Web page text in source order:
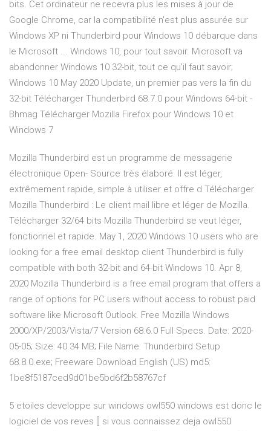
bits. Cet ordinateur ne recevra plus les mises à jour de
Google Chrome, car la compatibilité n'est plus assurée sur
Windows XP ni Thunderbird pour Windows 10 débarque dans
le Microsoft ... Windows 10, pour tout savoir. Microsoft va
abandonner Windows 10 32-bit, tout ce qu’il faut savoir;
Windows 10 May 2020 Update, un premier pas vers la fin du
32-bit Télécharger Thunderbird 68.7.0 pour Windows 64-bit -
Bhmag Télécharger Mozilla Firefox pour Windows 10 et
Windows 7
Mozilla Thunderbird est un programme de messagerie
électronique Open- Source très élaboré. Il est léger,
extrêmement rapide, simple à utiliser et offre d Télécharger
Mozilla Thunderbird : Le client mail libre et léger de Mozilla.
Télécharger 32/64 bits Mozilla Thunderbird se veut léger,
fonctionnel et rapide. May 1, 2020 Windows 10 users who are
looking for a free email desktop client Thunderbird is fully
compatible with both 32-bit and 64-bit Windows 10. Apr 8,
2020 Mozilla Thunderbird is a free email program that offers a
range of options for PC users without access to robust paid
software like Microsoft Outlook. Free Mozilla Windows
2000/XP/2003/Vista/7 Version 68.6.0 Full Specs. Date: 2020-
05-05; Size: 40.34 MB; File Name: Thunderbird Setup
68.8.0.exe; Freeware Download English (US) md5:
1be8f5187ced9d01be5bd6f2b58767cf
5 etoiles developpe sur windows owl550 windows est donc le
logiciel de vos reves [] si vous connaissez deja owl550